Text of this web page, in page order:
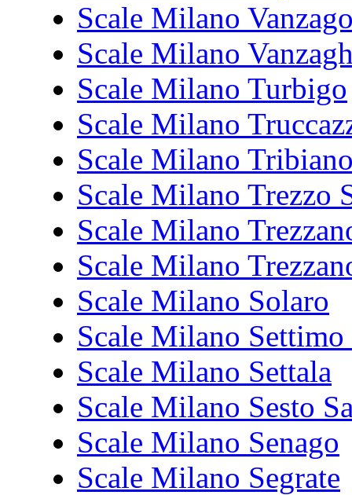
Scale Milano
Scale Milano
Scale Milano Turbigo
Scale Milano
Scale Milano
Scale Milano Trezzo
Scale Milano
Scale Milano
Scale Milano Solaro
Scale Milano
Scale Milano Settala
Scale Milano Sesto
Scale Milano Senago
Scale Milano Segrate